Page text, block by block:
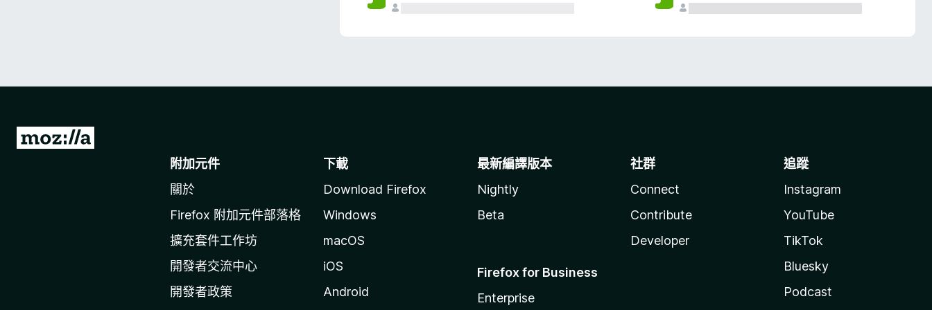
前
附加元件
關於
Firefox 附加元件部落格
擴充套件工作坊
開發者交流中心
開發者政策
下載
Download Firefox
Windows
macOS
iOS
Android
最新編譯版本
Nightly
Beta
Firefox for Business
Enterprise
社群
Connect
Contribute
Developer
追蹤
Instagram
YouTube
TikTok
Bluesky
Podcast